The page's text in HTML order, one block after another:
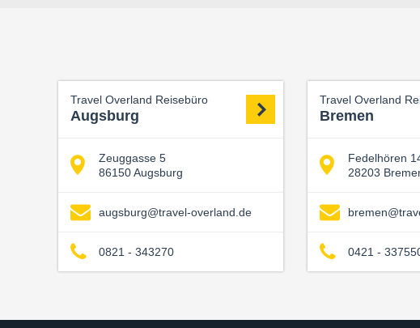
Travel Overland Reisebüro
Augsburg
Zeuggasse 5
86150 Augsburg
augsburg@travel-overland.de
0821 - 343270
Travel Overland
Bremen
Fedelhören
28203
0421 -